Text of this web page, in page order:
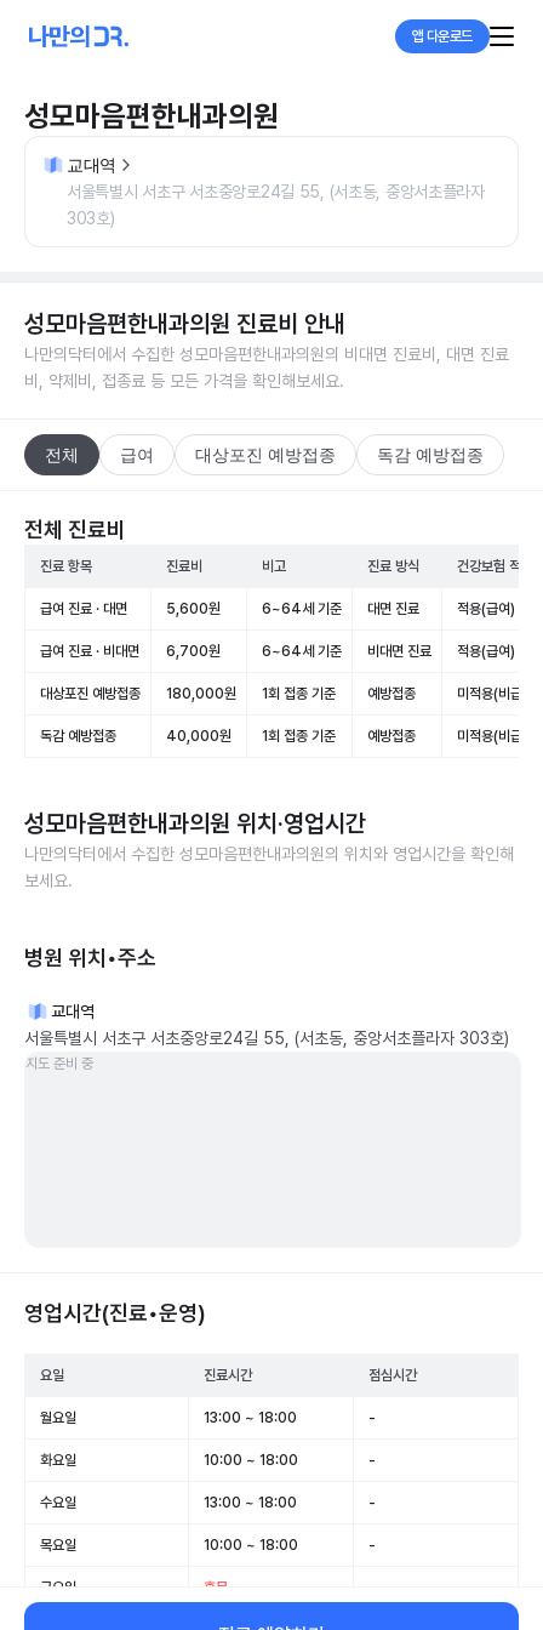
앱 다운로드
성모마음편한내과의원
교대역
서울특별시 서초구 서초중앙로24길 55, (서초동, 중앙서초플라자
303호)
성모마음편한내과의원 진료비 안내
나만의닥터에서 수집한 성모마음편한내과의원의 비대면 진료비, 대면 진료
비, 약제비, 접종료 등 모든 가격을 확인해보세요.
전체 급여 대상포진 예방접종 독감 예방접종
전체 진료비
진료 항목 진료비 비고 진료 방식 건강보험 적용
급여 진료 · 대면 5,600원 6~64세 기준 대면 진료 적용(급여)
급여 진료 · 비대면 6,700원 6~64세 기준 비대면 진료 적용(급여)
대상포진 예방접종 180,000원 1회 접종 기준 예방접종 미적용(비급여)
독감 예방접종 40,000원 1회 접종 기준 예방접종 미적용(비급여)
성모마음편한내과의원 위치·영업시간
나만의닥터에서 수집한 성모마음편한내과의원의 위치와 영업시간을 확인해
보세요.
병원 위치•주소
교대역
서울특별시 서초구 서초중앙로24길 55, (서초동, 중앙서초플라자 303호)
지도 준비 중
영업시간(진료•운영)
요일 진료시간 점심시간
월요일 13:00 ~ 18:00 -
화요일 10:00 ~ 18:00 -
수요일 13:00 ~ 18:00 -
목요일 10:00 ~ 18:00 -
금요일 휴무